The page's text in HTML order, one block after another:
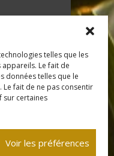
telles que les
Le fait de
données telles que le
fait de ne pas consentir
sur certaines
Voir les préférences